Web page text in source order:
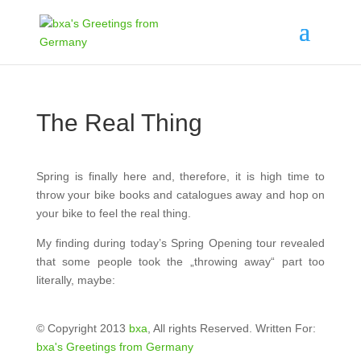
The Real Thing
Spring is finally here and, therefore, it is high time to
throw your bike books and catalogues away and hop on
your bike to feel the real thing.
My finding during today’s Spring Opening tour revealed
that some people took the „throwing away“ part too
literally, maybe:
© Copyright 2013 bxa , All rights Reserved. Written For:
bxa's Greetings from Germany